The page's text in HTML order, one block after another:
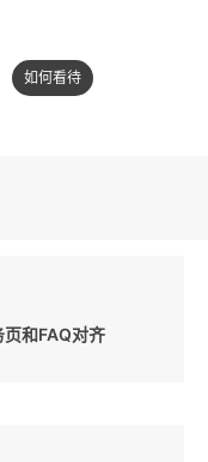
如何看待
和FAQ对齐